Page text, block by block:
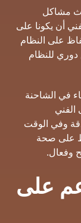
مشاكل
أن يكونا على
على النظام
دوري للنظام
في الشاحنة
الفني
وفي الوقت
على صحة
وفعال.
على